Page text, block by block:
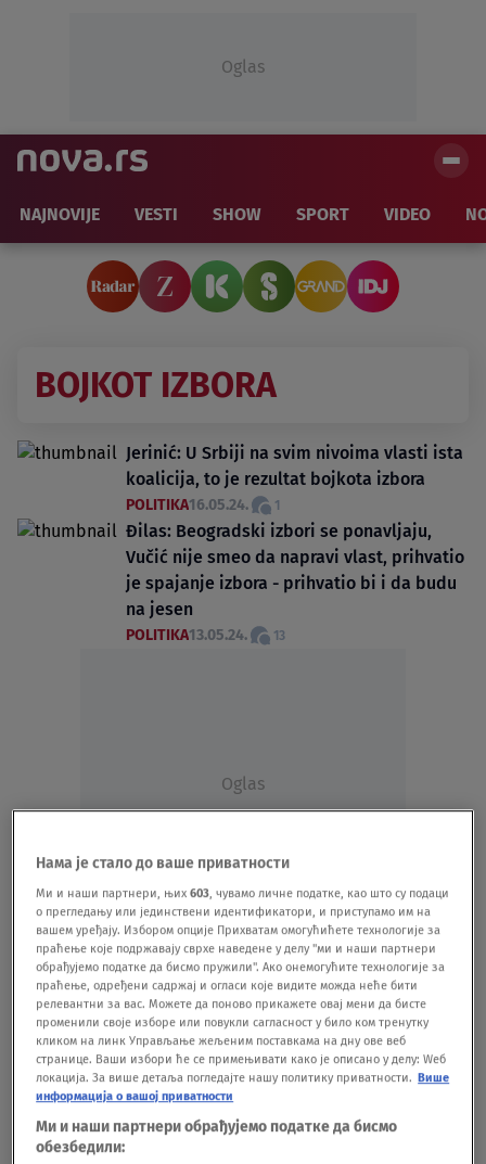
Oglas
NAJNOVIJE VESTI SHOW SPORT VIDEO
BOJKOT IZBORA
Jerinić: U Srbiji na svim nivoima vlasti ista
koalicija, to je rezultat bojkota izbora
POLITIKA16.05.24. 1
Đilas: Beogradski izbori se ponavljaju,
Vučić nije smeo da napravi vlast, prihvatio
je spajanje izbora - prihvatio bi i da budu
na jesen
POLITIKA13.05.24. 13
Oglas
"Prepoznajemo rukopis SNS-a": Radomir
Lazović dopisao poruku ispod grafita koji
pozivaju na bojkot izbora VIDEO
POLITIKA11.05.24. 4
U Beogradu osvanuli grafiti koji pozivaju
na bojkot izbora, Grbović kaže: "Jasno je ko
ovo radi"
11.05.24.
SSP neće učestvovati na izborima u Vrbasu
Нама је стало до ваше приватности
Ми и наши партнери, њих603, чувамо личне податке, као што су подаци
о прегледању или јединствени идентификатори, и приступамо им на
вашем уређају. Избором опције Прихватам омогућићете технологије за
праћење које подржавају сврхе наведене у делу "ми и наши партнери
обрађујемо податке да бисмо пружили". Ако онемогућите технологије за
праћење, одређени садржај и огласи које видите можда неће бити
релевантни за вас. Можете да поново прикажете овај мени да бисте
променили своје изборе или повукли сагласност у било ком тренутку
кликом на линк Управљање жељеним поставкама на дну ове веб
странице. Ваши избори ће се примењивати како је описано у делу: Wеб
локација. За више детаља погледајте нашу политику приватности. Више
информација о вашој приватности
Ми и наши партнери обрађујемо податке да бисмо
обезбедили: